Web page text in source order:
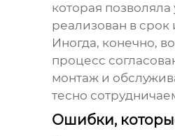
которая
реализован в срок
Иногда, конечно,
процесс
монтаж и
тесно
Ошибки,